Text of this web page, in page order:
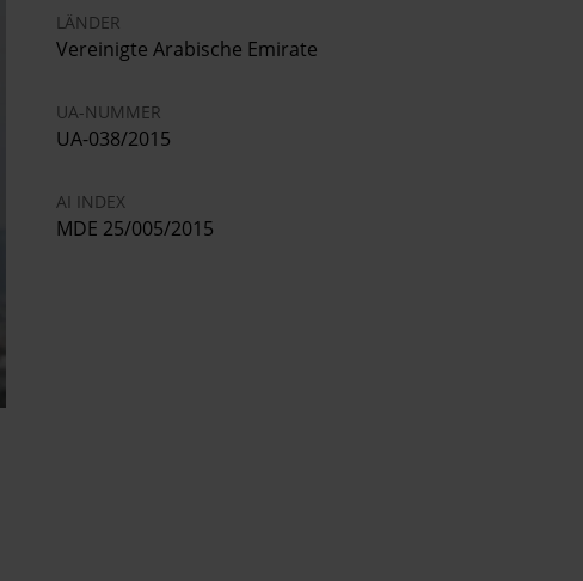
LÄNDER
Vereinigte Arabische Emirate
UA-NUMMER
UA-038/2015
AI INDEX
MDE 25/005/2015